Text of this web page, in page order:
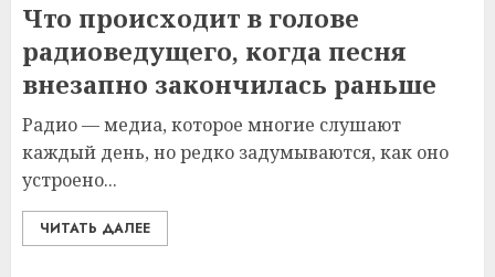
Что происходит в голове
радиоведущего, когда песня
внезапно закончилась раньше
Радио — медиа, которое многие слушают
каждый день, но редко задумываются, как оно
устроено...
ЧИТАТЬ ДАЛЕЕ